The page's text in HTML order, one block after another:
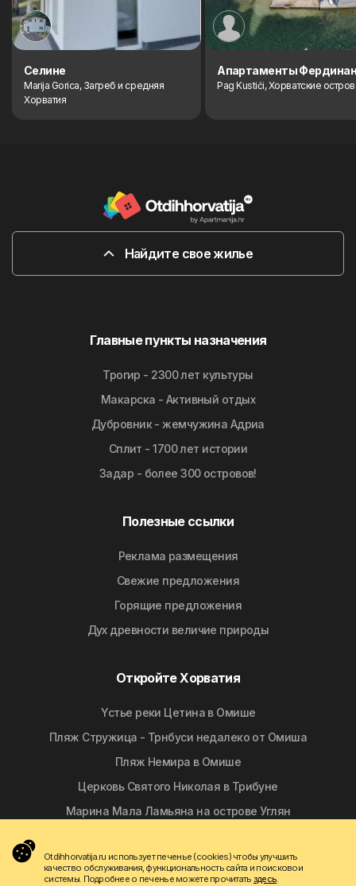
Cелине
Marija Gorica, Загреб и средняя
Хорватия
Aпартаменты
Pag Kustići, Хорватские
Найдите свое жилье
Главные пункты назначения
Трогир - 2300 лет культуры
Макарска - Активный отдых
Дубровник - жемчужина Адриа
Сплит - 1700 лет истории
Задар - более 300 островов!
Полезные ссылки
Реклама размещения
Свежие предложения
Горящие предложения
Дyx дpeвнocти вeличиe природы
Откройте Хорватия
Yстье реки Цетина в Омише
Пляж Стружица - Трнбуси недалеко от Омиша
Пляж Немира в Омише
Церковь Святого Николая в Трибуне
Марина Мала Ламьяна на острове Углян
Следуй за нами
Otdihhorvatija.ru использует печенье (cookies) чтобы улучшить
качество обслуживания, функциональность сайта и поисковои
системы. Подробнее о печенье можете прочитать здесь.